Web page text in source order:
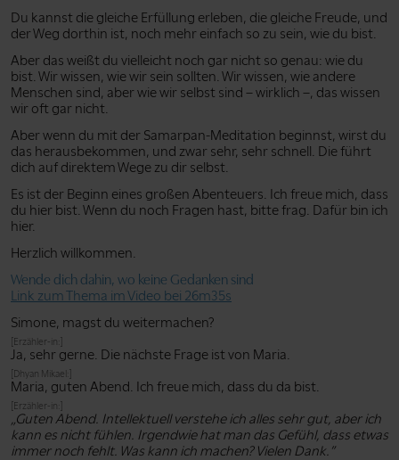
Du kannst die gleiche Erfüllung erleben, die gleiche Freude, und
der Weg dorthin ist, noch mehr einfach so zu sein, wie du bist.
Aber das weißt du vielleicht noch gar nicht so genau: wie du
bist. Wir wissen, wie wir sein sollten. Wir wissen, wie andere
Menschen sind, aber wie wir selbst sind – wirklich –, das wissen
wir oft gar nicht.
Aber wenn du mit der Samarpan-Meditation beginnst, wirst du
das herausbekommen, und zwar sehr, sehr schnell. Die führt
dich auf direktem Wege zu dir selbst.
Es ist der Beginn eines großen Abenteuers. Ich freue mich, dass
du hier bist. Wenn du noch Fragen hast, bitte frag. Dafür bin ich
hier.
Herzlich willkommen.
Wende dich dahin, wo keine Gedanken sind
Link zum Thema im Video bei 26m35s
Simone, magst du weitermachen?
[Erzähler-in:]
Ja, sehr gerne. Die nächste Frage ist von Maria.
[Dhyan Mikael:]
Maria, guten Abend. Ich freue mich, dass du da bist.
[Erzähler-in:]
„Guten Abend. Intellektuell verstehe ich alles sehr gut, aber ich
kann es nicht fühlen. Irgendwie hat man das Gefühl, dass etwas
immer noch fehlt. Was kann ich machen? Vielen Dank.”